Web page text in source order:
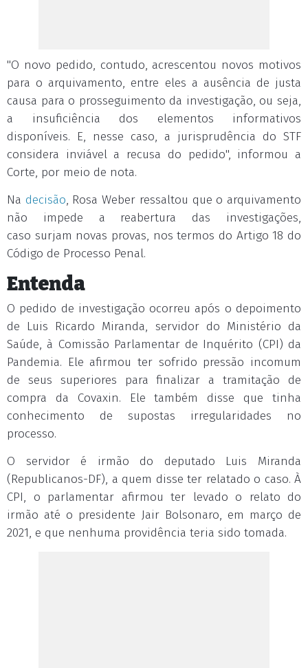
"O novo pedido, contudo, acrescentou novos motivos
para o arquivamento, entre eles a ausência de justa
causa para o prosseguimento da investigação, ou seja,
a insuficiência dos elementos informativos
disponíveis. E, nesse caso, a jurisprudência do STF
considera inviável a recusa do pedido", informou a
Corte, por meio de nota.
Na decisão, Rosa Weber ressaltou que o arquivamento
não impede a reabertura das investigações,
caso surjam novas provas, nos termos do Artigo 18 do
Código de Processo Penal.
Entenda
O pedido de investigação ocorreu após o depoimento
de Luis Ricardo Miranda, servidor do Ministério da
Saúde, à Comissão Parlamentar de Inquérito (CPI) da
Pandemia. Ele afirmou ter sofrido pressão incomum
de seus superiores para finalizar a tramitação de
compra da Covaxin. Ele também disse que tinha
conhecimento de supostas irregularidades no
processo.
O servidor é irmão do deputado Luis Miranda
(Republicanos-DF), a quem disse ter relatado o caso. À
CPI, o parlamentar afirmou ter levado o relato do
irmão até o presidente Jair Bolsonaro, em março de
2021, e que nenhuma providência teria sido tomada.